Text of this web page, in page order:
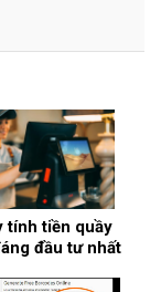
tính tiền quầy
đầu tư nhất